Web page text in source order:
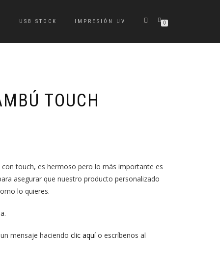
USB STOCK IMPRESIÓN UV 0
TOUCH
touch, es hermoso pero lo más importante es
asegurar que nuestro producto personalizado
lo quieres.
mensaje haciendo clic aquío escríbenos al